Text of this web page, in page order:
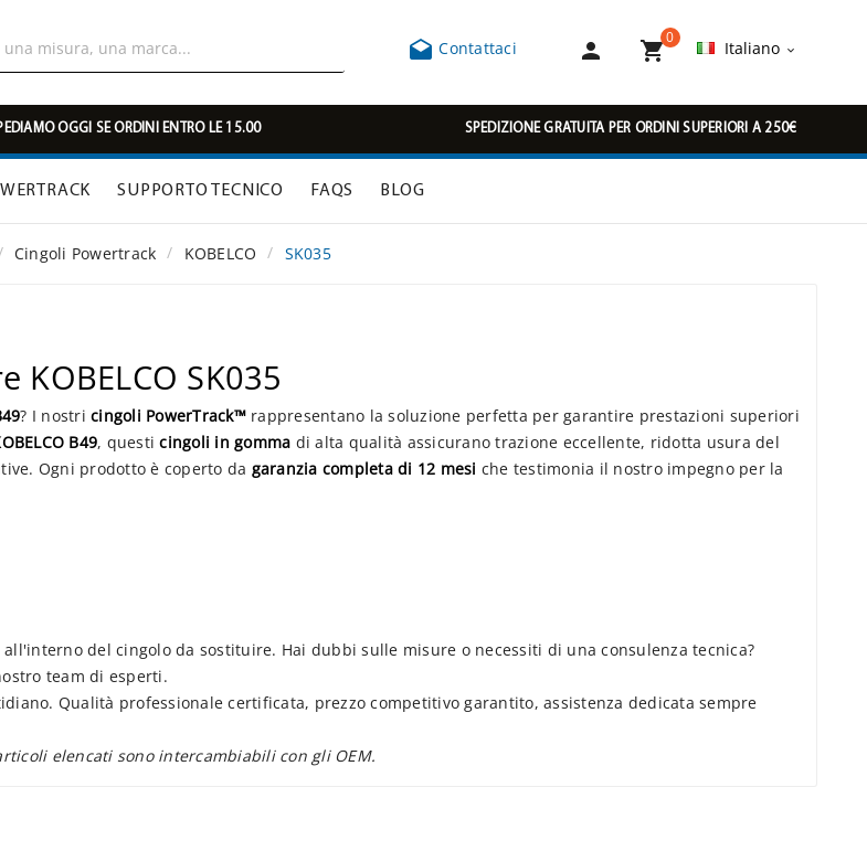
 Contattaci  
0
Italiano 
OGGI SE ORDINI ENTRO LE 15.00 SPEDIZIONE GRATUITA PER ORDINI SUPERIORI A 250€
SUPPORTO TECNICO FAQS BLOG
Cingoli Powertrack KOBELCO SK035
SK035
? I nostri cingoli PowerTrack™rappresentano la soluzione perfetta per garantire prestazioni superiori
B49, questicingoli in gomma di alta qualità assicurano trazione eccellente, ridotta usura del
Ogni prodotto è coperto da garanzia completa di 12 mesi che testimonia il nostro impegno per la
del cingolo da sostituire. Hai dubbi sulle misure o necessiti di una consulenza tecnica?
team di esperti.
Qualità professionale certificata, prezzo competitivo garantito, assistenza dedicata sempre
elencati sono intercambiabili con gli OEM.